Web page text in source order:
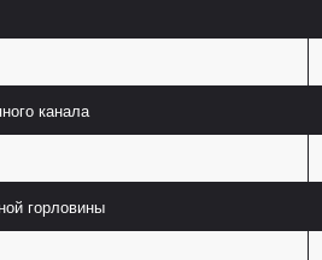
канала
горловины